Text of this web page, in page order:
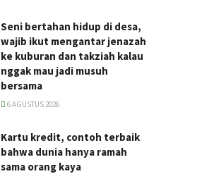
Seni bertahan hidup di desa,
wajib ikut mengantar jenazah
ke kuburan dan takziah kalau
nggak mau jadi musuh
bersama
6 AGUSTUS 2026
Kartu kredit, contoh terbaik
bahwa dunia hanya ramah
sama orang kaya